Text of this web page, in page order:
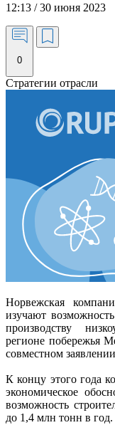
12:13 / 30 июня 2023
0
Норвежская
изучают
производству
регионе побережья
совместном
К концу этого года
экономическое
возможность
до 1,4 млн тонн в год.